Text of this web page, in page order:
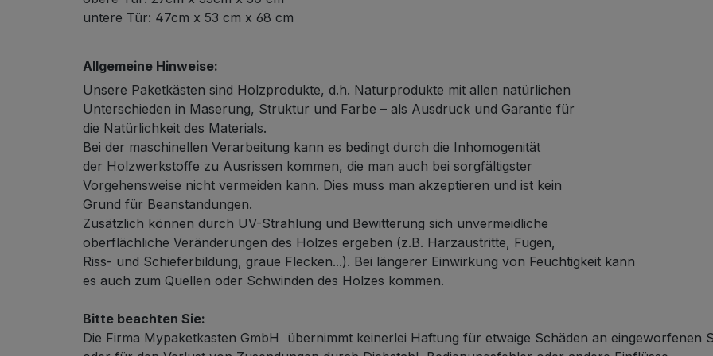
untere Tür: 47cm x 53 cm x 68 cm
Allgemeine Hinweise:
Unsere Paketkästen sind Holzprodukte, d.h. Naturprodukte mit allen natürlichen
Unterschieden in Maserung, Struktur und Farbe – als Ausdruck und Garantie für
die Natürlichkeit des Materials.
Bei der maschinellen Verarbeitung kann es bedingt durch die Inhomogenität
der Holzwerkstoffe zu Ausrissen kommen, die man auch bei sorgfältigster
Vorgehensweise nicht vermeiden kann. Dies muss man akzeptieren und ist kein
Grund für Beanstandungen.
Zusätzlich können durch UV-Strahlung und Bewitterung sich unvermeidliche
oberflächliche Veränderungen des Holzes ergeben (z.B. Harzaustritte, Fugen,
Riss- und Schieferbildung, graue Flecken...). Bei längerer Einwirkung von Feuchtigkeit kann
es auch zum Quellen oder Schwinden des Holzes kommen.
Bitte beachten Sie:
Die Firma Mypaketkasten GmbH übernimmt keinerlei Haftung für etwaige Schäden an eingeworfenen